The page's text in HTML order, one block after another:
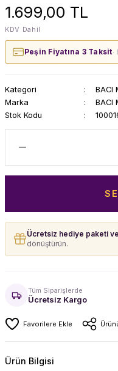
1.699,00 TL
KDV Dahil
Peşin Fiyatına 3 Taksit·
Kategori BACI
Marka
BACI
Stok Kodu
Ücretsiz hediye paketi
dönüştürün.
Tüm Siparişlerde
Ücretsiz Kargo
Ürün Bilgisi